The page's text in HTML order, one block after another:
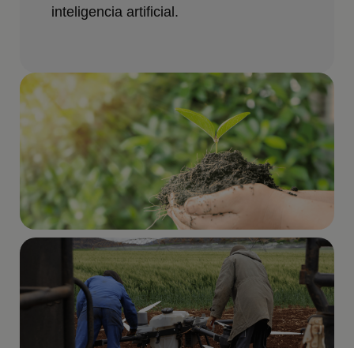
inteligencia artificial.